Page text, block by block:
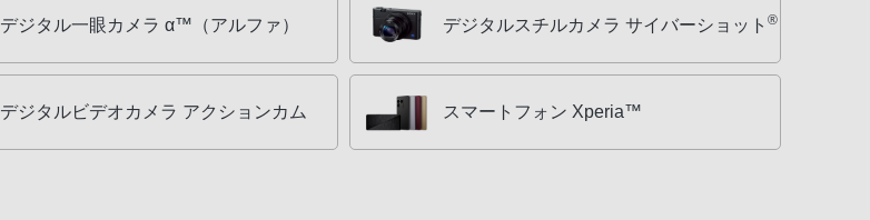
デジタル一眼カメラ α™（アルファ） デジタルスチルカメラ サイバーショット ®
デジタルビデオカメラ アクションカム スマートフォン Xperia™